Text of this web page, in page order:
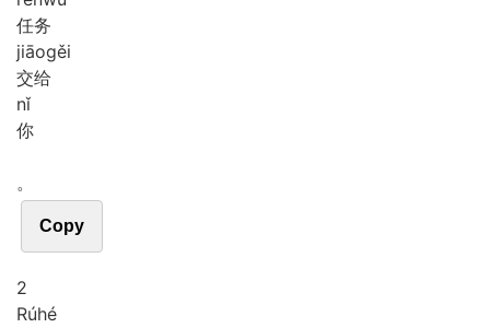
任务
jiāogěi
交给
nǐ
你
。
Copy
2
Rúhé